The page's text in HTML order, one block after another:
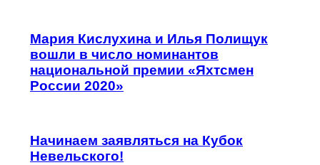
Мария Кислухина и Илья Полищук
вошли в число номинантов
национальной премии «Яхтсмен
России 2020»
Начинаем заявляться на Кубок
Невельского!